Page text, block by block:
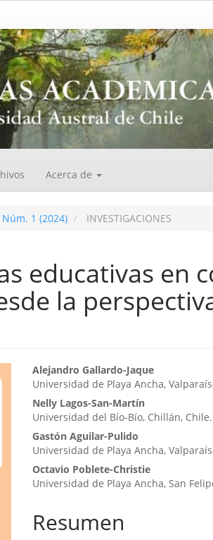
Acerca de
1 (2024) INVESTIGACIONES
educativas en
la
Contenido
principal
del
artículo
Alejandro Gallardo-Jaque
Universidad de Playa Ancha,
Nelly Lagos-San-Martín
Universidad del Bío-Bío, Chillán, Chile.
Gastón Aguilar-Pulido
Universidad de Playa Ancha,
Octavio Poblete-Christie
Universidad de Playa Ancha, San
Resumen